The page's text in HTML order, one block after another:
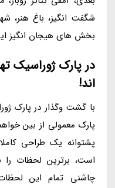
شگفت انگیز، باغ هنر،
بخش های هیجان انگیز
در پارک ژوراسیک
اند!
با گشت وگذار در پارک
پارک معمولی از بین
پشتوانه یک طراحی
است، برترین لحظات را
چاشنی تمام این